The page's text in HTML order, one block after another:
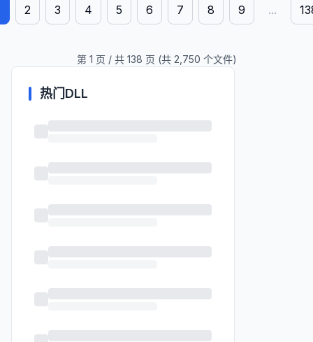
2 3 4 5 6 7 8 9 ...
第 1 页 / 共 138 页 (共 2,750 个文件)
热门DLL